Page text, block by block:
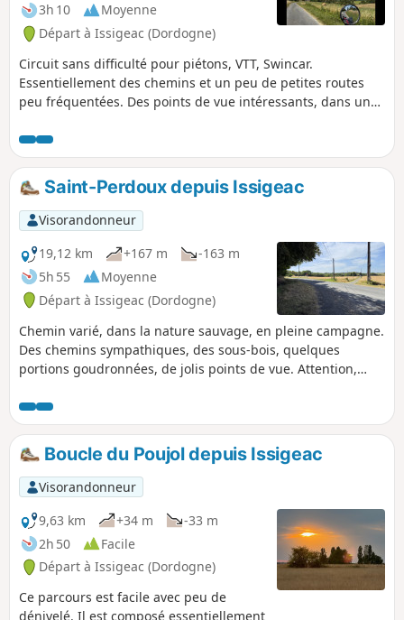
3h 10
Moyenne
Départ à Issigeac (Dordogne)
Circuit sans difficulté pour piétons, VTT, Swincar.
Essentiellement des chemins et un peu de petites routes
peu fréquentées. Des points de vue intéressants, dans un
humide.
Saint-Perdoux depuis Issigeac
Visorandonneur
19,12 km
+167 m
-163 m
5h 55
Moyenne
Départ à Issigeac (Dordogne)
Chemin varié, dans la nature sauvage, en pleine campagne.
Des chemins sympathiques, des sous-bois, quelques
portions goudronnées, de jolis points de vue. Attention,
Boucle du Poujol depuis Issigeac
Visorandonneur
9,63 km
+34 m
-33 m
2h 50
Facile
Départ à Issigeac (Dordogne)
Ce parcours est facile avec peu de
dénivelé. Il est composé essentiellement